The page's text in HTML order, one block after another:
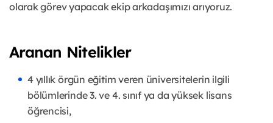
olarak görev yapacak ekip arkadaşımızı arıyoruz.
Aranan Nitelikler
4 yıllık örgün eğitim veren üniversitelerin ilgili
bölümlerinde 3. ve 4. sınıf ya da yüksek lisans
öğrencisi,